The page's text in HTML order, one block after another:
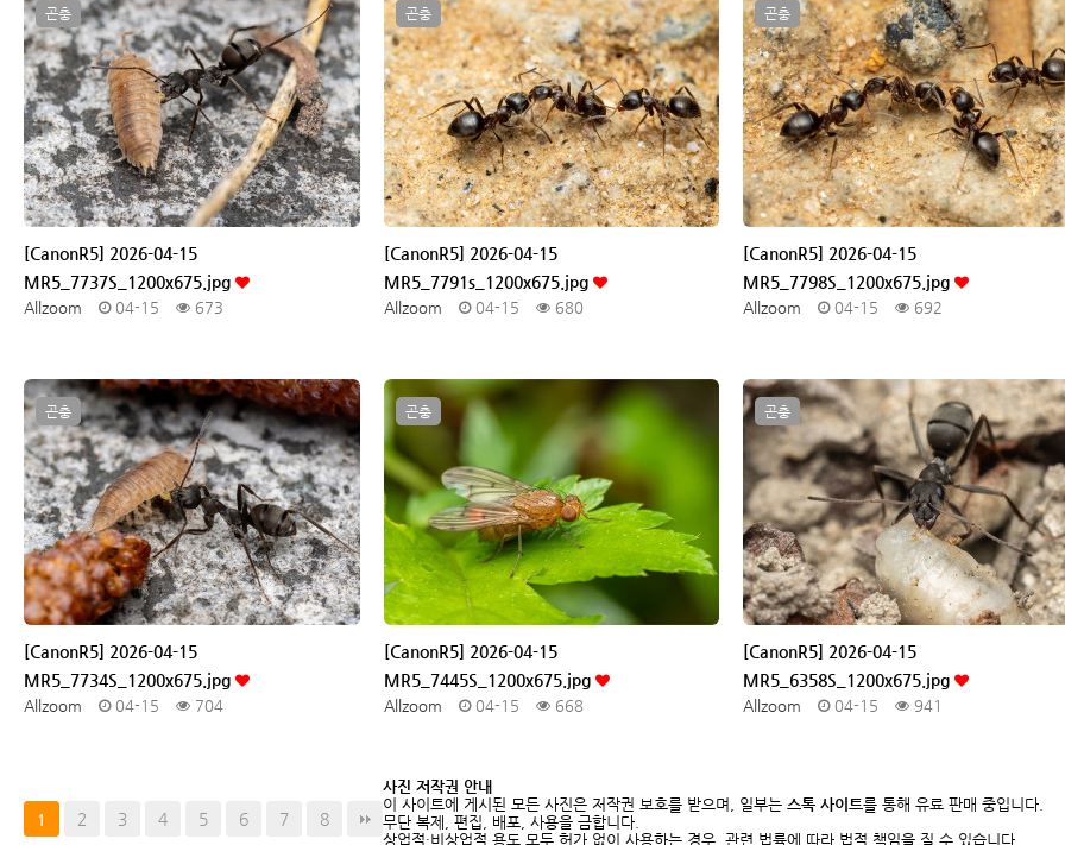
곤충
[CanonR5] 2026-04-15
MR5_7737S_1200x675.jpg
Allzoom 04-15 673
곤충
[CanonR5] 2026-04-15
MR5_7791s_1200x675.jpg
Allzoom 04-15 680
곤충
[CanonR5] 2026-04-15
MR5_7798S_1200x675.jpg
Allzoom 04-15 692
곤충
[CanonR5] 2026-04-15
MR5_7734S_1200x675.jpg
Allzoom 04-15 704
곤충
[CanonR5] 2026-04-15
MR5_7445S_1200x675.jpg
Allzoom 04-15 668
곤충
[CanonR5] 2026-04-15
MR5_6358S_1200x675.jpg
Allzoom 04-15 941
1 2 3 4 5 6 7 8
사진 저작권 안내
이 사이트에 게시된 모든 사진은 저작권 보호를 받으며, 일부는 스톡 사이트를 통해 유료 판매 중입니다.
무단 복제, 편집, 배포, 사용을 금합니다.
상업적·비상업적 용도 모두 허가 없이 사용하는 경우, 관련 법률에 따라 법적 책임을 질 수 있습니다.